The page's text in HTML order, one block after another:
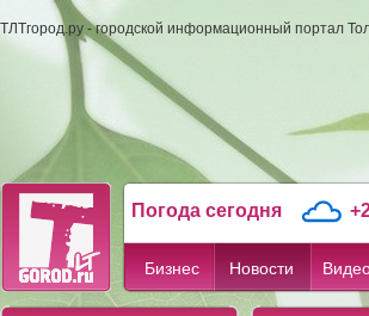
ТЛТгород.ру - городской информационный портал
Погода сегодня
Бизнес Новости